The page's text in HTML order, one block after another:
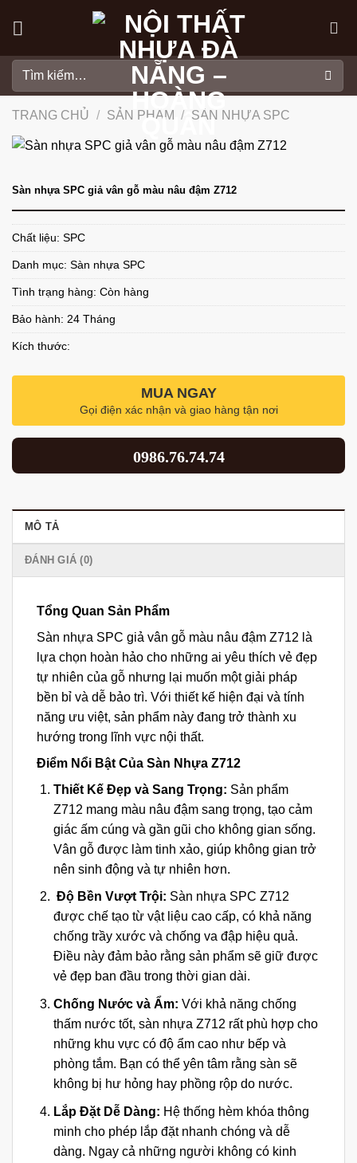
kiếm:
TRANG CHỦ / SẢN PHẨM / SÀN NHỰA SPC
Sàn nhựa SPC giả vân gỗ màu nâu đậm Z712
Chất liệu: SPC
Danh mục: Sàn nhựa SPC
Tình trạng hàng: Còn hàng
Bảo hành: 24 Tháng
Kích thước:
MUA NGAY
Gọi điện xác nhận và giao hàng tận nơi
0986.76.74.74
MÔ TẢ
ĐÁNH GIÁ (0)
Tổng Quan Sản Phẩm
Sàn nhựa SPC giả vân gỗ màu nâu đậm Z712 là
lựa chọn hoàn hảo cho những ai yêu thích vẻ đẹp
tự nhiên của gỗ nhưng lại muốn một giải pháp
bền bỉ và dễ bảo trì. Với thiết kế hiện đại và tính
năng ưu việt, sản phẩm này đang trở thành xu
hướng trong lĩnh vực nội thất.
Điểm Nổi Bật Của Sàn Nhựa Z712
Thiết Kế Đẹp và Sang Trọng: Sản phẩm
Z712 mang màu nâu đậm sang trọng, tạo cảm
giác ấm cúng và gần gũi cho không gian sống.
Vân gỗ được làm tinh xảo, giúp không gian trở
nên sinh động và tự nhiên hơn.
Độ Bền Vượt Trội: Sàn nhựa SPC Z712
được chế tạo từ vật liệu cao cấp, có khả năng
chống trầy xước và chống va đập hiệu quả.
Điều này đảm bảo rằng sản phẩm sẽ giữ được
vẻ đẹp ban đầu trong thời gian dài.
Chống Nước và Ẩm: Với khả năng chống
thấm nước tốt, sàn nhựa Z712 rất phù hợp cho
những khu vực có độ ẩm cao như bếp và
phòng tắm. Bạn có thể yên tâm rằng sàn sẽ
không bị hư hỏng hay phồng rộp do nước.
Lắp Đặt Dễ Dàng: Hệ thống hèm khóa thông
minh cho phép lắp đặt nhanh chóng và dễ
dàng. Ngay cả những người không có kinh